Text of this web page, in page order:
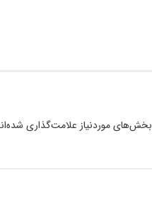
بخش‌های موردنیاز علامت‌گذاری